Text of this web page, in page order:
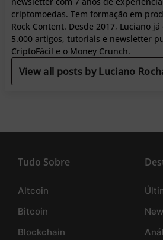
criptomoedas. Tem formação em
Rock Content. Desde 2017, Luciano
5.000 artigos, tutoriais e newsletter
CriptoFácil e o Money Crunch.
View all posts by Luciano
Tudo Sobre
Altcoin
Bitcoin
Blockchain